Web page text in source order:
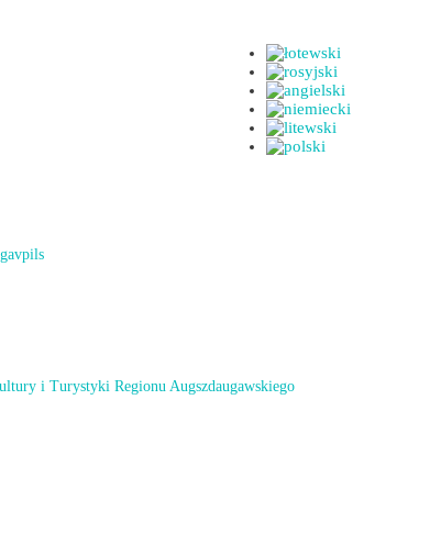
i Turystyki Regionu Augszdaugawskiego